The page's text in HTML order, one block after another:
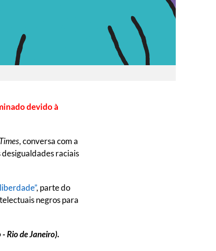
devido à
, conversa com a
raciais
, parte do
negros para
Rio de Janeiro).